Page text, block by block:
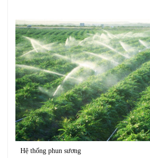
Hệ thống phun sương